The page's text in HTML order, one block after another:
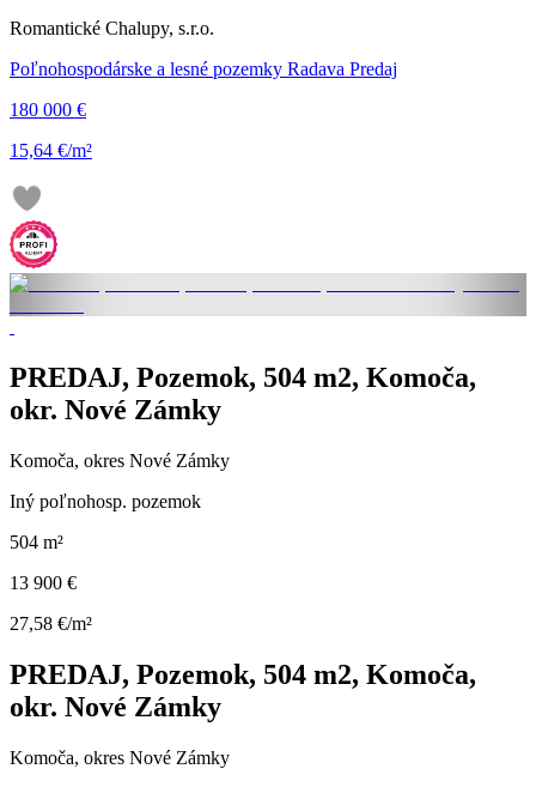
Romantické Chalupy, s.r.o.
Poľnohospodárske a lesné pozemky Radava Predaj
180 000 €
15,64 €/m²
PREDAJ, Pozemok, 504 m2, Komoča,
okr. Nové Zámky
Komoča, okres Nové Zámky
Iný poľnohosp. pozemok
504 m²
13 900 €
27,58 €/m²
PREDAJ, Pozemok, 504 m2, Komoča,
okr. Nové Zámky
Komoča, okres Nové Zámky